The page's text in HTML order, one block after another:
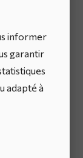
informer
garantir
adapté à